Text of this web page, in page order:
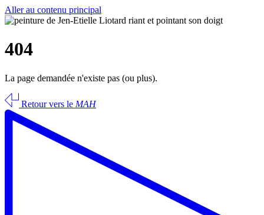
Aller au contenu principal
404
La page demandée n'existe pas (ou plus).
Retour vers le MAH